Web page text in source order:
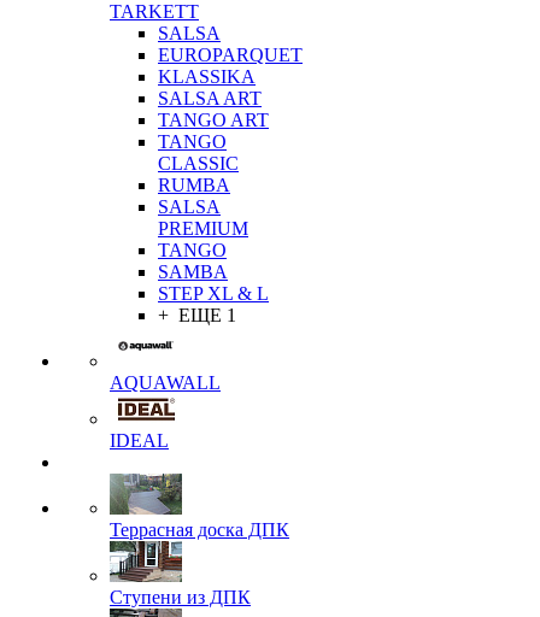
TARKETT
SALSA
EUROPARQUET
KLASSIKA
SALSA ART
TANGO ART
TANGO
CLASSIC
RUMBA
SALSA
PREMIUM
TANGO
SAMBA
STEP XL & L
+ ЕЩЕ 1
AQUAWALL
IDEAL
Террасная доска ДПК
Ступени из ДПК